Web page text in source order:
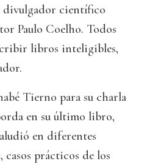
divulgador científico
Paulo Coelho. Todos
libros inteligibles,
Tierno para su charla
en su último libro,
en diferentes
casos prácticos de los